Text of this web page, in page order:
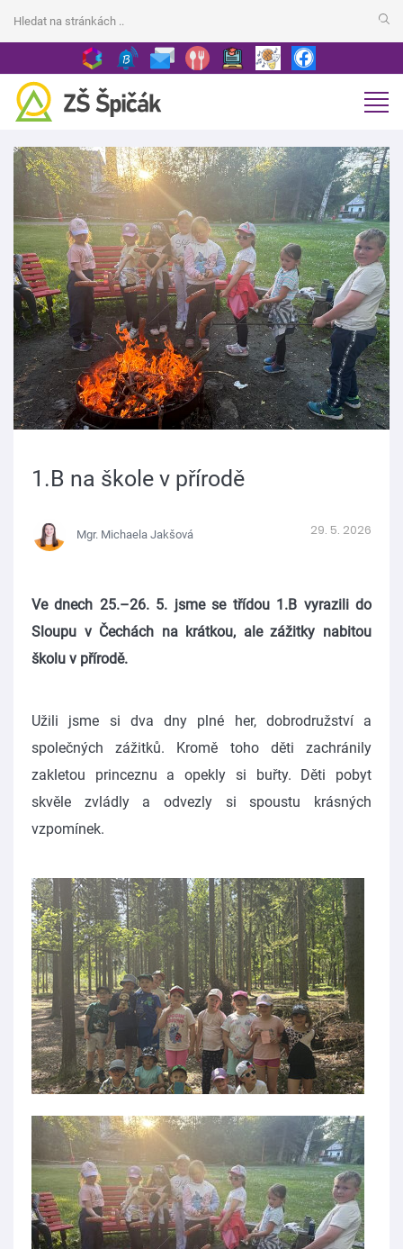
1.B na škole v přírodě
Mgr. Michaela Jakšová 29. 5. 2026
Ve dnech 25.–26. 5. jsme se třídou 1.B vyrazili do
Sloupu v Čechách na krátkou, ale zážitky nabitou
školu v přírodě.
Užili jsme si dva dny plné her, dobrodružství a
společných zážitků. Kromě toho děti zachránily
zakletou princeznu a opekly si buřty. Děti pobyt
skvěle zvládly a odvezly si spoustu krásných
vzpomínek.